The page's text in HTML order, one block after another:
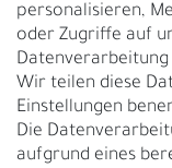
Nachhaltigkeit
Kontakt
Über uns
Rückgabe
Gürtelgröße messen
personalisieren,
oder Zugriffe auf
Wir teilen diese
Einstellungen
Die
aufgrund eines